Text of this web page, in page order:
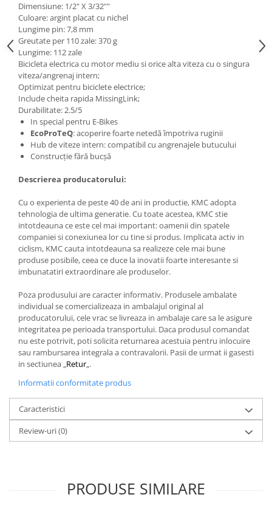
Dimensiune: 1/2" X 3/32""
Culoare: argint placat cu nichel
Lungime pin: 7,8 mm
Greutate per 110 zale: 370 g
Lungime: 112 zale
Bicicleta electrica cu motor mediu si orice alta viteza cu o singura
viteza/angrenaj intern;
Optimizat pentru biciclete electrice;
Include cheita rapida MissingLink;
Durabilitate: 2.5/5
In special pentru E-Bikes
EcoProTeQ: acoperire foarte netedă împotriva ruginii
Hub de viteze intern: compatibil cu angrenajele butucului
Construcție fără bucșă
Descrierea producatorului:
Cu o experienta de peste 40 de ani in productie, KMC adopta
tehnologia de ultima generatie. Cu toate acestea, KMC stie
intotdeauna ce este cel mai important: oamenii din spatele
companiei si conexiunea lor cu tine si produs. Implicata activ in
ciclism, KMC cauta intotdeauna sa realizeze cele mai bune
produse posibile, ceea ce duce la inovatii foarte interesante si
imbunatatiri extraordinare ale produselor.
Poza produsului are caracter informativ. Produsele ambalate
individual se comercializeaza in ambalajul original al
producatorului, cele vrac se livreaza in ambalaje care sa le asigure
integritatea pe perioada transportului. Daca produsul comandat
nu este potrivit, poti solicita returnarea acestuia pentru inlocuire
sau rambursarea integrala a contravalorii. Pasii de urmat ii gasesti
in sectiunea „Retur„.
Informatii conformitate produs
Caracteristici
Review-uri(0)
PRODUSE SIMILARE